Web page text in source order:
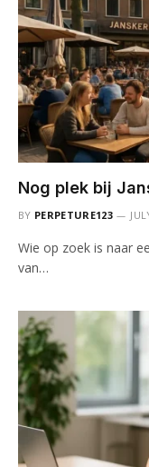
Nog plek bij
BY PERPETURE123
Wie op zoek is naar
van…